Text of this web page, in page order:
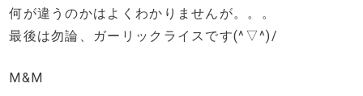
何が違うのかはよくわかりませんが。。。
最後は勿論、ガーリックライスです(^▽^)/
M&M